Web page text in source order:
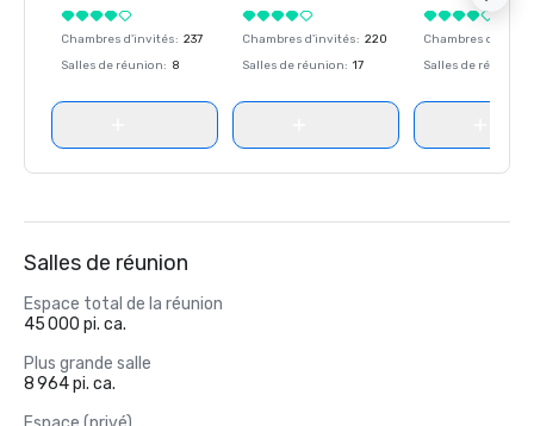
Chambres d'invités: 237
Salles de réunion: 8
Chambres d'invités: 220
Salles de réunion: 17
Chambres
Salles de réunion
Salles de réunion
Espace total de la réunion
45 000 pi. ca.
Plus grande salle
8 964 pi. ca.